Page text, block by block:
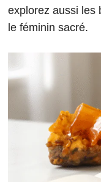
explorez aussi les
le féminin sacré.